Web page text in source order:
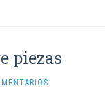
piezas